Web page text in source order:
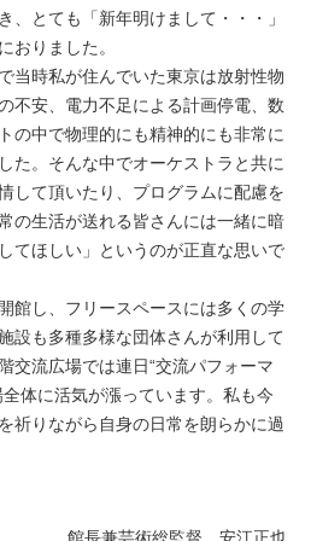
、とても「新年明けまして・・・」
おりました。
当時私が住んでいた東京は放射性物
不安、電力不足による計画停電、数
の中で物理的にも精神的にも非常に
た。そんな中でオーケストラと共に
して頂いたり、プログラムに配慮を
の生活が送れる皆さんには一緒に暗
てほしい」というのが正直な思いで
館し、フリースペースには多くの学
設も多種多様な団体さんが利用して
交流広場では連日“交流パフォーマ
体に活気が漲っています。私も今
祈りながら自身の日常を朗らかに過